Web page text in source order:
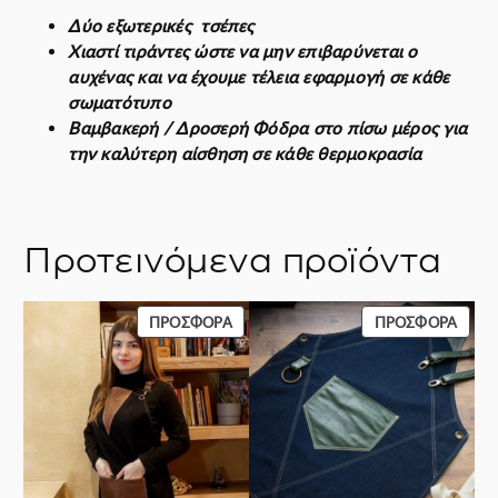
α
Δύο εξωτερικές τσέπες
Χιαστί τιράντες ώστε να μην επιβαρύνεται ο
αυχένας και να έχουμε τέλεια εφαρμογή σε κάθε
σωματότυπο
Βαμβακερή / Δροσερή Φόδρα στο πίσω μέρος για
την καλύτερη αίσθηση σε κάθε θερμοκρασία
Προτεινόμενα προϊόντα
ΠΡΟΣΦΟΡΆΠΡΟΪΌΝ
ΣΕ
ΠΡΟΣΦΟΡΆ
ΠΡΟΣΦΟΡΆ
ΣΕ